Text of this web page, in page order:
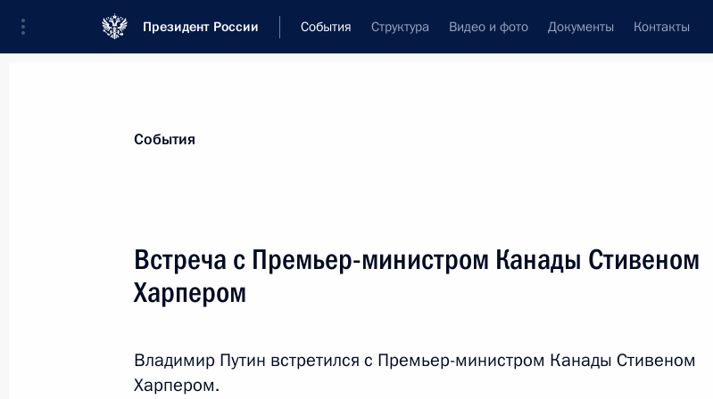
Президент России События Структура Видео и фото Документы Контакты
Новости
Указ о мерах по защите интересов России при осуществлении
11 сентября 2012 года, 16:00
События
Встреча с Премьер-министром Канады Стивеном
Харпером
Владимир Путин встретился с Премьер-министром Канады Стивеном
Харпером.